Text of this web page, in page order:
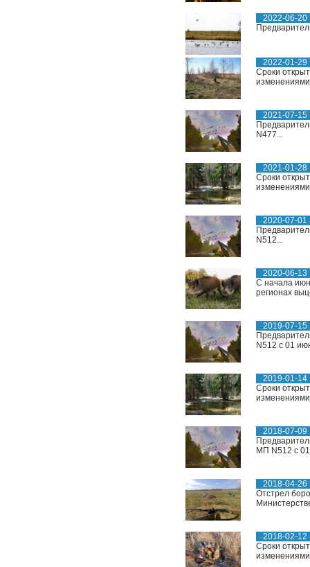
2022-06-20
2022-01-29
Сроки
2021-07-15
N477...
2021-01-28
Сроки
2020-07-01
N512...
2020-06-13
С начала
регионах
2019-07-15
N512 с 01
2019-01-14
Сроки
2018-07-09
МП N512 с
2018-04-26
Отстрел
2018-02-12
Сроки